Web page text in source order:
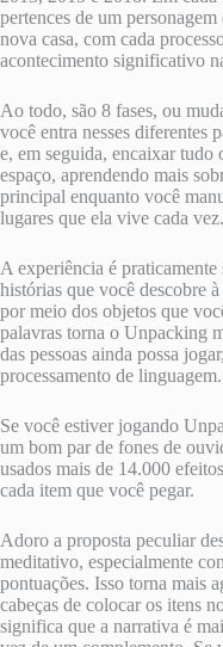
pertences de um
nova casa, com cada
acontecimento significativo
Ao todo, são 8 fases, ou
você entra nesses diferentes
e, em seguida, encaixar tudo
espaço, aprendendo mais
principal enquanto você
lugares que ela vive cada vez.
A experiência é
histórias que você descobre
por meio dos objetos que
palavras torna o Unpacking
das pessoas ainda possa
processamento de linguagem.
Se você estiver jogando
um bom par de fones de
usados ​​mais de 14.000
cada item que você pegar.
Adoro a proposta peculiar
meditativo, especialmente
pontuações. Isso torna mais
cabeças de colocar os itens
significa que a narrativa é